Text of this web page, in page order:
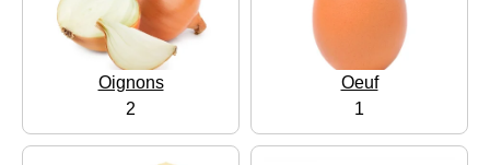
Oignons
2
Oeuf
1